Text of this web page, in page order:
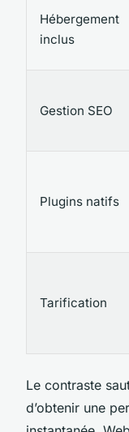
Hébergement
inclus
Gestion SEO
Plugins natifs
Tarification
Le contraste
d’obtenir une